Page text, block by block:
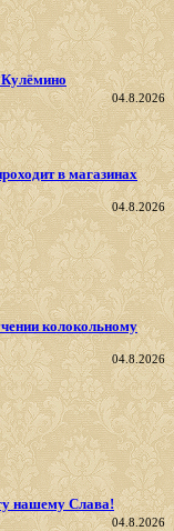
Кулёмино
04.8.2026
в магазинах
04.8.2026
колокольному
04.8.2026
нашему Слава!
04.8.2026